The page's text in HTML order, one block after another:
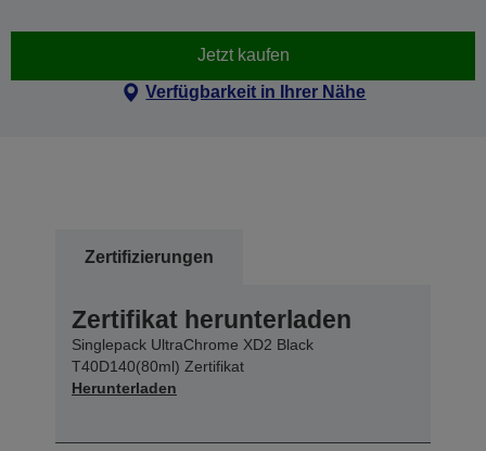
Jetzt kaufen
Verfügbarkeit in Ihrer Nähe
Zertifizierungen
Zertifikat herunterladen
Singlepack UltraChrome XD2 Black
T40D140(80ml) Zertifikat
Herunterladen